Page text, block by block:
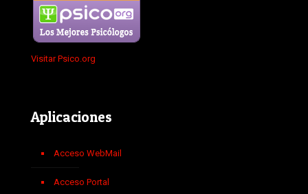
Visitar Psico.org
Aplicaciones
Acceso WebMail
Acceso Portal